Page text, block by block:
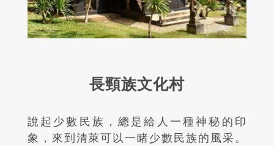
長頸族文化村
說起少數民族，總是給人一種神秘的印
象，來到清萊可以一睹少數民族的風采。